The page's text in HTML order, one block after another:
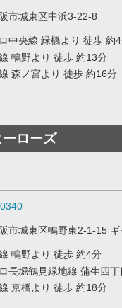
市城東区中浜3-22-8
中央線 緑橋より 徒歩 約
鴫野より 徒歩 約13分
森ノ宮より 徒歩 約16分
ローズ
市城東区鴫野東2-1-15
鴫野より 徒歩 約4分
長堀鶴見緑地線 蒲生四
京橋より 徒歩 約18分